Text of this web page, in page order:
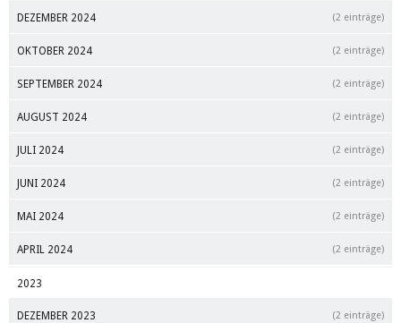
DEZEMBER 2024 (2 einträge)
OKTOBER 2024 (2 einträge)
SEPTEMBER 2024 (2 einträge)
AUGUST 2024 (2 einträge)
JULI 2024 (2 einträge)
JUNI 2024 (2 einträge)
MAI 2024 (2 einträge)
APRIL 2024 (2 einträge)
2023
DEZEMBER 2023 (2 einträge)